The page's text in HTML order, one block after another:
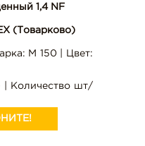
1,4 NF
(Товарково)
М 150 | Цвет:
| Количество шт/